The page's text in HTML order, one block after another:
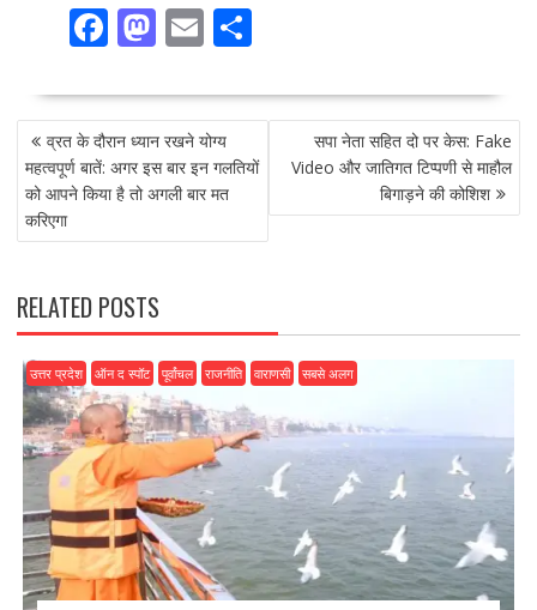
F
e
b
o
o
k
M
to
d
o
E
ai
l
S
ar
POST
NAVIGATION
व्रत के दौरान ध्यान रखने योग्य
महत्वपूर्ण बातें: अगर इस बार इन गलतियों
को आपने किया है तो अगली बार मत
करिएगा
सपा नेता सहित दो पर केस: Fake
Video और जातिगत टिप्पणी से माहौल
बिगाड़ने की कोशिश
RELATED POSTS
उत्तर प्रदेश ऑन द स्पॉट पूर्वांचल राजनीति वाराणसी सबसे अलग